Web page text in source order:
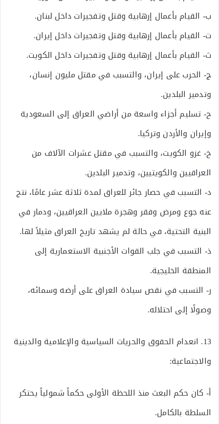
ب‌- القيام بأعمال إرهابية وقتل وتفجيرات داخل لبنان.
ت‌- القيام بأعمال إرهابية وقتل وتفجيرات داخل إيران.
ث‌- القيام بأعمال إرهابية وقتل وتفجيرات داخل الكويت.
ج‌- الحرب على إيران، والتسبب في مقتل مليون إنسان،
وتدمير البلدين.
ح‌- تسليم أجزاء واسعة من أراضي العراق إلى السعودية
وإيران والأردن وتركيا.
خ‌- غزو الكويت، والتسبب في مقتل عشرات الآلاف من
العراقيين والكويتيين، وتدمير البلدين.
د‌- التسبب في حصار جائر للعراق لمدة ثلاثة عشر عامًا، نتج
عنه جوع ومرض وفقر وهجرة ملايين العراقيين، ودمار في
البنية التحتية، في حالة لم يشهد تاريخ العراق مثيلاً لها.
ذ‌- التسبب في جلب القوات الأجنبية الاستعمارية إلى
المنطقة الخليجية.
ر‌- التسبب في نقص سيادة العراق على أرضه وسمائه،
وصولًا إلى احتلاله.
13. انعدام الحقوق والحريات السياسية والإعلامية والدينية
والاجتماعية:
أ‌- كان حكم البعث منذ اللحظة الأولى حكماً شمولياً يحتكر
السلطة بالكامل.